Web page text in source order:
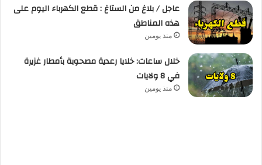
عاجل / بلاغ من الستاغ : قطع الكهرباء اليوم على
هذه المناطق
منذ يومين
خلال ساعات: خلايا رعدية مصحوبة بأمطار غزيرة
في 8 ولايات
منذ يومين